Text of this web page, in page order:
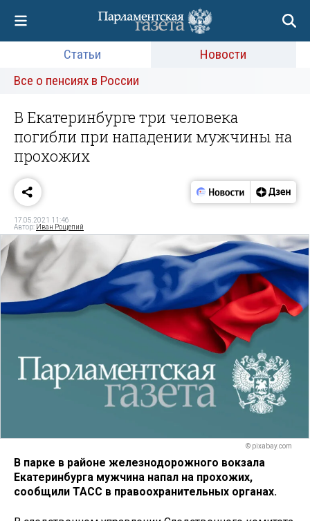
Статьи
Новости
Все о пенсиях в России
В Екатеринбурге три человека
погибли при нападении мужчины на
прохожих
17.05.2021 11:46
Автор: Иван Рощепий
© pixabay.com
В парке в районе железнодорожного вокзала
Екатеринбурга мужчина напал на прохожих,
сообщили ТАСС в правоохранительных органах.